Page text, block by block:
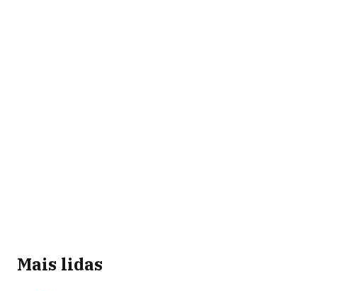
Mais lidas